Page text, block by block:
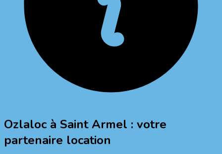
Ozlaloc à Saint Armel : votre
partenaire location